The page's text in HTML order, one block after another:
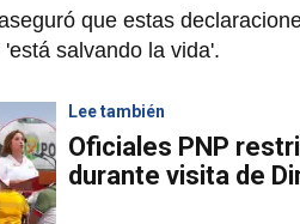
que estas
salvando la vida'.
Lee también
Oficiales PNP
durante visita de